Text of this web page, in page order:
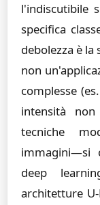
l'indiscutibile
specifica
debolezza è
non
complesse
intensità
tecniche
immagini—si
deep
architetture